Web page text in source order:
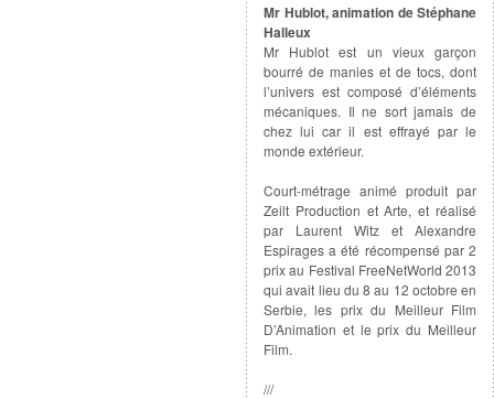
Mr Hublot, animation de Stéphane
Halleux
Mr Hublot est un vieux garçon
bourré de manies et de tocs, dont
l’univers est composé d’éléments
mécaniques. Il ne sort jamais de
chez lui car il est effrayé par le
monde extérieur.
Court-métrage animé produit par
Zeilt Production et Arte, et réalisé
par Laurent Witz et Alexandre
Espirages a été récompensé par 2
prix au Festival FreeNetWorld 2013
qui avait lieu du 8 au 12 octobre en
Serbie, les prix du Meilleur Film
D’Animation et le prix du Meilleur
Film.
///